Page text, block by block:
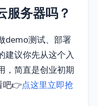
服务器吗？
demo测试、部署
建议你先从这个入
，简直是创业初期
吧👉点这里立即抢